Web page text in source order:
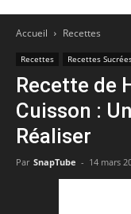
Accueil Recettes
Recettes Recettes
Recette de
Cuisson :
Réaliser
Par SnapTube - 14 mars